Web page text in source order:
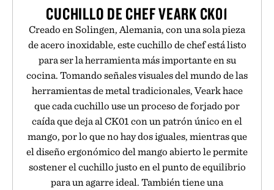
CUCHILLO DE CHEF VEARK CK01
Creado en Solingen, Alemania, con una sola pieza
de acero inoxidable, este cuchillo de chef está listo
para ser la herramienta más importante en su
cocina. Tomando señales visuales del mundo de las
herramientas de metal tradicionales, Veark hace
que cada cuchillo use un proceso de forjado por
caída que deja al CK01 con un patrón único en el
mango, por lo que no hay dos iguales, mientras que
el diseño ergonómico del mango abierto le permite
sostener el cuchillo justo en el punto de equilibrio
para un agarre ideal. También tiene una